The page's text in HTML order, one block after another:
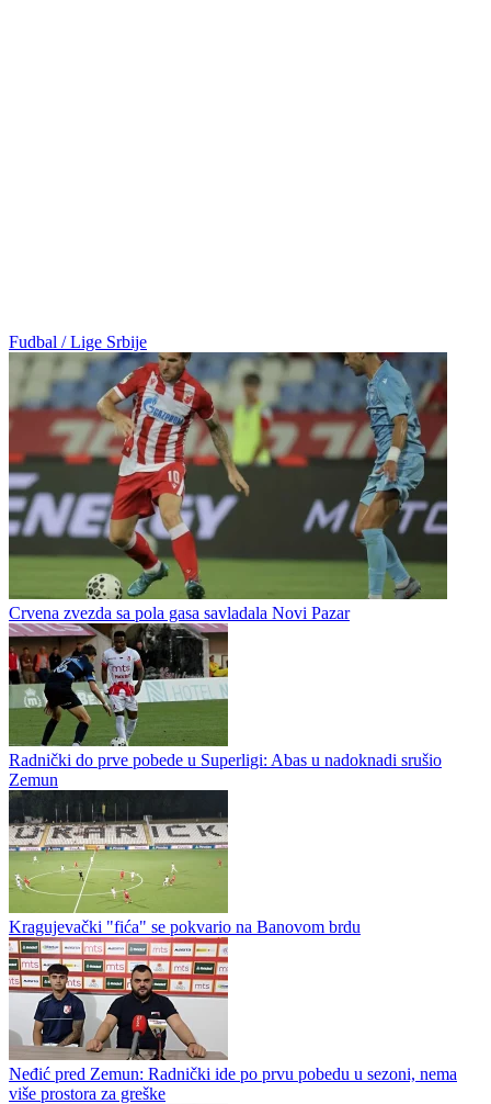
Fudbal / Lige Srbije
Crvena zvezda sa pola gasa savladala Novi Pazar